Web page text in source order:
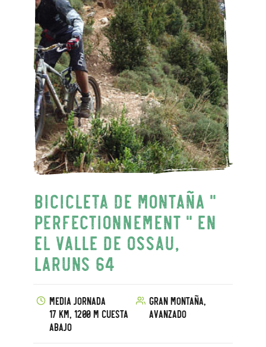
Bicicleta de montaña "
Perfectionnement " en
el valle de Ossau,
Laruns 64
Media jornada
17 km, 1200 m cuesta
abajo
Gran montaña,
Avanzado